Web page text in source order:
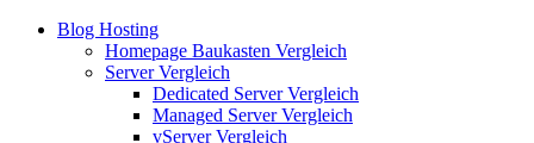
Blog Hosting
Homepage Baukasten Vergleich
Server Vergleich
Dedicated Server Vergleich
Managed Server Vergleich
vServer Vergleich